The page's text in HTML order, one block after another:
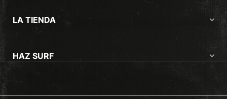
LA TIENDA
HAZ SURF